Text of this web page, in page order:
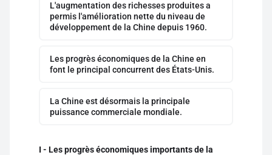
L'augmentation des richesses produites a
permis l'amélioration nette du niveau de
développement de la Chine depuis 1960.
Les progrès économiques de la Chine en
font le principal concurrent des États-Unis.
La Chine est désormais la principale
puissance commerciale mondiale.
I - Les progrès économiques importants de la